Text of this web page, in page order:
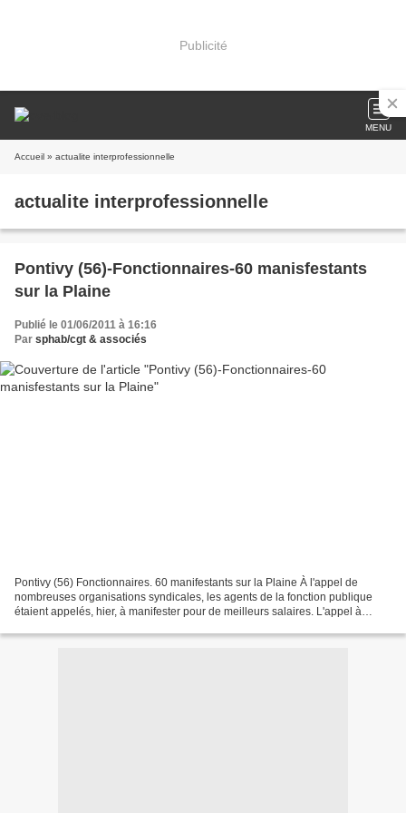
Publicité
MENU
Accueil » actualite interprofessionnelle
actualite interprofessionnelle
Pontivy (56)-Fonctionnaires-60 manisfestants
sur la Plaine
Publié le 01/06/2011 à 16:16
Par sphab/cgt & associés
Pontivy (56) Fonctionnaires. 60 manifestants sur la Plaine À l'appel de
nombreuses organisations syndicales, les agents de la fonction publique
étaient appelés, hier, à manifester pour de meilleurs salaires. L'appel à